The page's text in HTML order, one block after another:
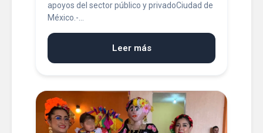
apoyos del sector público y privadoCiudad de
México.-...
Leer más